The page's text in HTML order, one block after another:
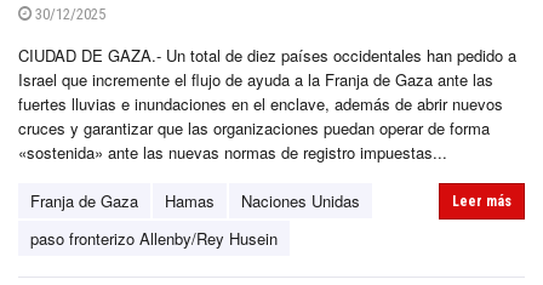
30/12/2025
CIUDAD DE GAZA.- Un total de diez países occidentales han pedido a
Israel que incremente el flujo de ayuda a la Franja de Gaza ante las
fuertes lluvias e inundaciones en el enclave, además de abrir nuevos
cruces y garantizar que las organizaciones puedan operar de forma
«sostenida» ante las nuevas normas de registro impuestas...
Franja de Gaza Hamas
Naciones Unidas
paso fronterizo Allenby/Rey Husein
Leer más